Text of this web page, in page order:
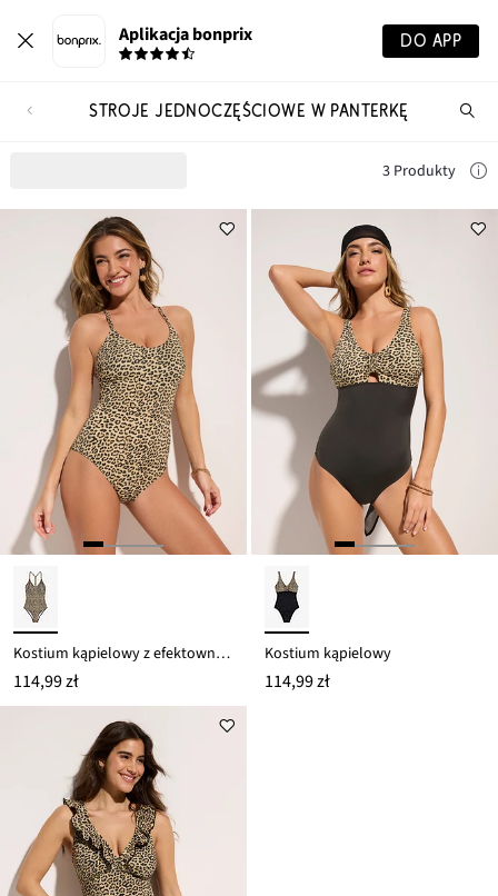
Aplikacja bonprix DO APP
STROJE JEDNOCZĘŚCIOWE W PANTERKĘ
3 Produkty
Kostium kąpielowy z efektownym krojem tyłu
114,99 zł
Kostium kąpielowy
114,99 zł